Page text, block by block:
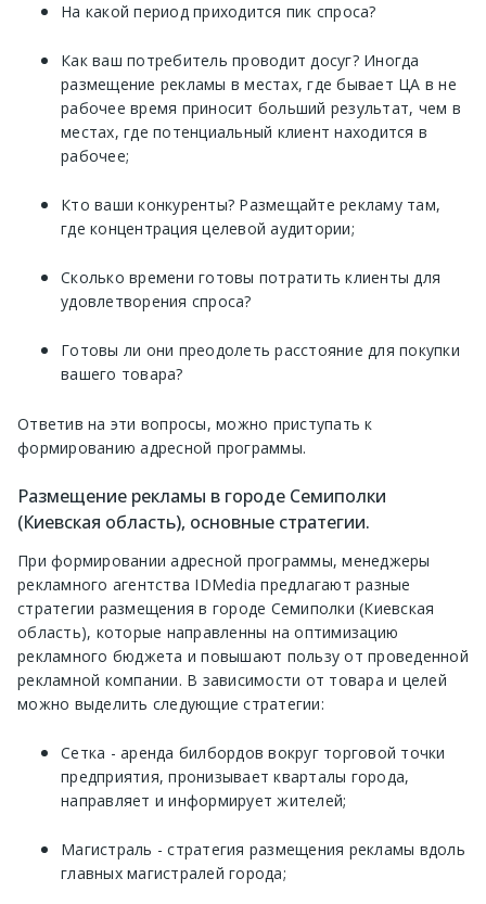
На какой период приходится пик спроса?
Как ваш потребитель проводит досуг? Иногда
размещение рекламы в местах, где бывает ЦА в не
рабочее время приносит больший результат, чем в
местах, где потенциальный клиент находится в
рабочее;
Кто ваши конкуренты? Размещайте рекламу там,
где концентрация целевой аудитории;
Сколько времени готовы потратить клиенты для
удовлетворения спроса?
Готовы ли они преодолеть расстояние для покупки
вашего товара?
Ответив на эти вопросы, можно приступать к
формированию адресной программы.
Размещение рекламы в городе Семиполки
(Киевская область), основные стратегии.
При формировании адресной программы, менеджеры
рекламного агентства IDMedia предлагают разные
стратегии размещения в городе Семиполки (Киевская
область), которые направленны на оптимизацию
рекламного бюджета и повышают пользу от проведенной
рекламной компании. В зависимости от товара и целей
можно выделить следующие стратегии:
Сетка - аренда билбордов вокруг торговой точки
предприятия, пронизывает кварталы города,
направляет и информирует жителей;
Магистраль - стратегия размещения рекламы вдоль
главных магистралей города;